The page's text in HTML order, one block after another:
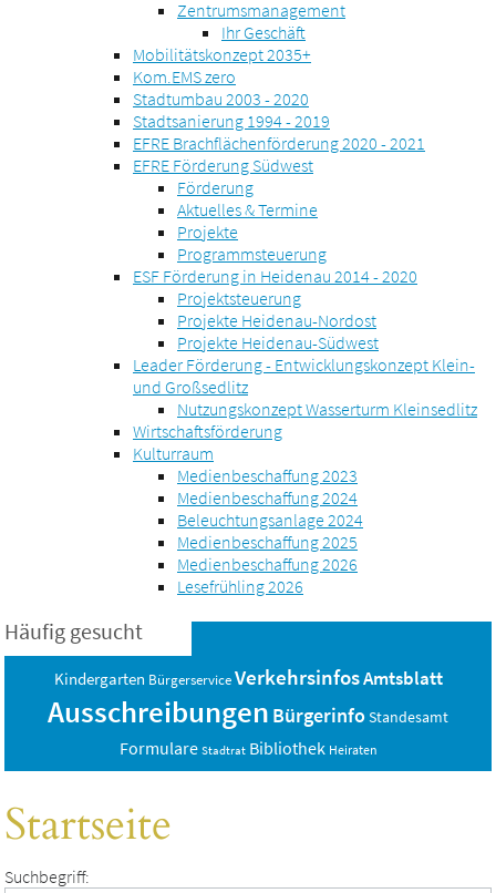
Zentrumsmanagement
Ihr Geschäft
Mobilitätskonzept 2035+
Kom.EMS zero
Stadtumbau 2003 - 2020
Stadtsanierung 1994 - 2019
EFRE Brachflächenförderung 2020 - 2021
EFRE Förderung Südwest
Förderung
Aktuelles & Termine
Projekte
Programmsteuerung
ESF Förderung in Heidenau 2014 - 2020
Projektsteuerung
Projekte Heidenau-Nordost
Projekte Heidenau-Südwest
Leader Förderung - Entwicklungskonzept Klein-
und Großsedlitz
Nutzungskonzept Wasserturm Kleinsedlitz
Wirtschaftsförderung
Kulturraum
Medienbeschaffung 2023
Medienbeschaffung 2024
Beleuchtungsanlage 2024
Medienbeschaffung 2025
Medienbeschaffung 2026
Lesefrühling 2026
Häufig gesucht
Kindergarten Bürgerservice VerkehrsinfosAmtsblatt
Ausschreibungen BürgerinfoStandesamt
Formulare Stadtrat Bibliothek Heiraten
Startseite
Suchbegriff: